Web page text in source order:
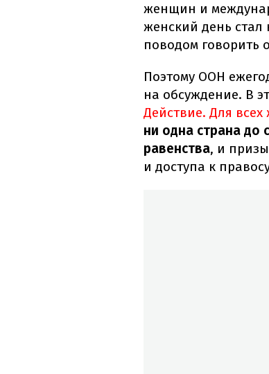
женщин и
женский день стал
поводом говорить
Поэтому ООН
на обсуждение. В
Действие. Для
ни одна страна до
равенства, и
и доступа к